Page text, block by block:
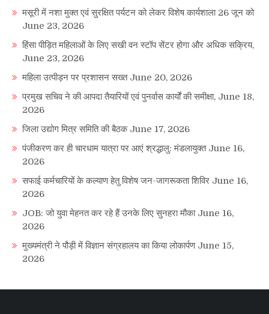
मसूरी में नशा मुक्त एवं सुरक्षित पर्यटन को लेकर विशेष कार्यशाला 26 जून को
June 23, 2026
हिंसा पीड़ित महिलाओं के लिए सखी वन स्टॉप सेंटर होगा और अधिक सक्रिय,
June 23, 2026
महिला उत्पीड़न पर प्रशासन सख्त June 20, 2026
प्रमुख सचिव ने की आपदा तैयारियों एवं पुनर्वास कार्यों की समीक्षा, June 18,
2026
जिला उद्योग मित्र समिति की बैठक June 17, 2026
पंजीकरण कर ही चारधाम यात्रा पर आएं श्रद्धालु: मंडलायुक्त June 16,
2026
सफाई कर्मचारियों के कल्याण हेतु विशेष जन-जागरूकता शिविर June 16,
2026
JOB: जो युवा मेहनत कर रहे हैं उनके लिए सुनहरा मौका June 16,
2026
मुख्यमंत्री ने पौड़ी में विज्ञान संग्रहालय का किया लोकार्पण June 15,
2026